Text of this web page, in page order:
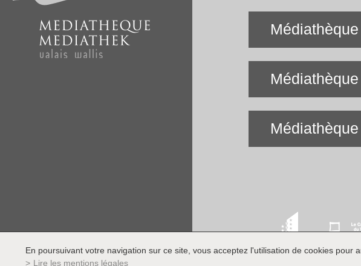
En poursuivant votre navigation sur ce site, vous acceptez l'utilisation de cookies pour
Lire les mentions légales